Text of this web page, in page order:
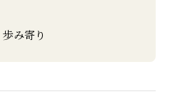
み寄り